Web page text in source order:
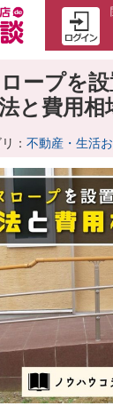
ープを
と費用相
： 不動産・生活